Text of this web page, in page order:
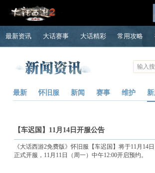
最新资讯 大话赛事 大话精彩 常用攻略
最新 怀旧服 新闻 赛事 维护
【车迟国】11月14日开服公告
《大话西游2免费版》怀旧服【车迟国】将于11月14
正式开服，11月11日（周一）中午12:00开启预约。